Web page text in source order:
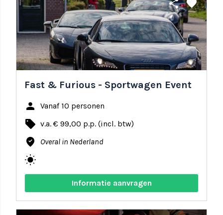
share favorite
Fast & Furious - Sportwagen Event
person Vanaf 10 personen
local_offer v.a. € 99,00 p.p. (incl. btw)
where_to_vote Overal in Nederland
wb_sunny
Informatie aanvragen